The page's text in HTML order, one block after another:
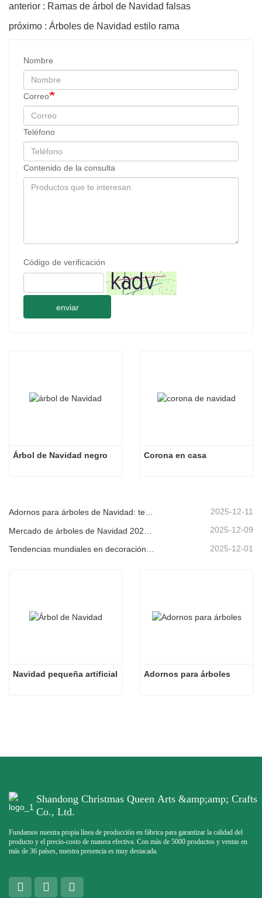
anterior : Ramas de árbol de Navidad falsas
próximo : Árboles de Navidad estilo rama
Nombre
Correo
Teléfono
Contenido de la consulta
Código de verificación
enviar
Árbol de Navidad negro Corona en casa
Adornos para árboles de Navidad: tendencias del mercado, información sobre la cadena de suministro y guía de adquisiciones 2025 2025-12-11
2025-12-09
2025-12-01
Navidad pequeña artificial Adornos para árboles
Shandong Christmas Queen Arts &amp;amp; Crafts
Co., Ltd.
Fundamos nuestra propia línea de producción en fábrica para garantizar la calidad del
producto y el precio-costo de manera efectiva. Con más de 5000 productos y ventas en
más de 36 países, nuestra presencia es muy destacada.